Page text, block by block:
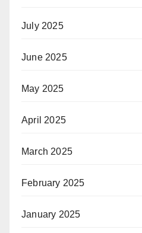
July 2025
June 2025
May 2025
April 2025
March 2025
February 2025
January 2025